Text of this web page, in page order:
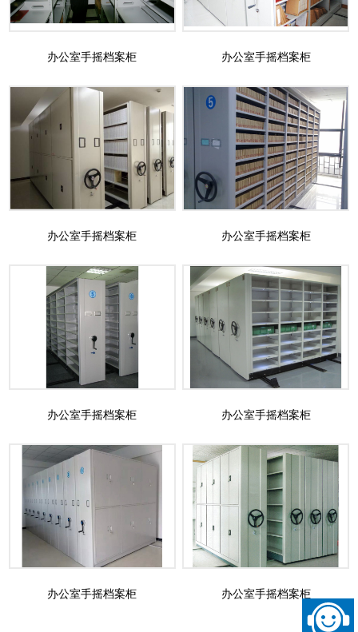
办公室手摇档案柜 办公室手摇档案柜
办公室手摇档案柜 办公室手摇档案柜
办公室手摇档案柜 办公室手摇档案柜
办公室手摇档案柜 办公室手摇档案柜